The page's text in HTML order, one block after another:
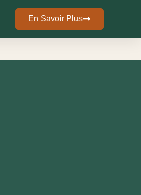
En Savoir Plus